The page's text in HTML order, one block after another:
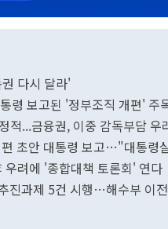
다시 달라'
령 보고된 '정부조직 개편' 주
적...금융권, 이중 감독부담 우
초안 대통령 보고…"대통령
려에 '종합대책 토론회' 연다
진과제 5건 시행…해수부 이